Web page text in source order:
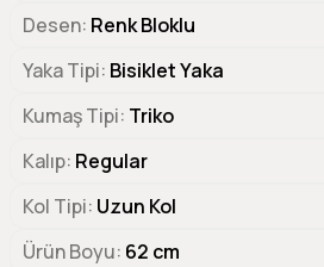
Desen Renk Bloklu
Yaka Tipi Bisiklet Yaka
Kumaş Tipi Triko
Kalıp Regular
Kol Tipi Uzun Kol
Ürün Boyu 62 cm